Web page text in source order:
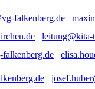
leitung@kita-